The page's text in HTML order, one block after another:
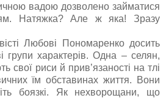
вадою дозволено займатися
Натяжка? Але ж яка! Зразу
Любові Пономаренко досить
групи характерів. Одна – селян,
свої риси й прив’язаності на тлі
їм обставинах життя. Вони
боязкі. Як нехворощани, що